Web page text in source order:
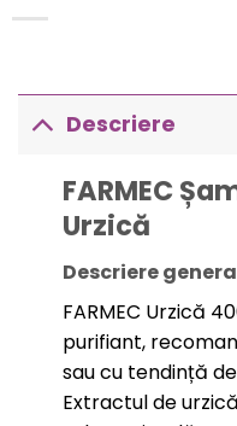
Descriere
FARMEC
Urzică
Descriere
FARMEC Urzică
purifiant,
sau cu tendință
Extractul de